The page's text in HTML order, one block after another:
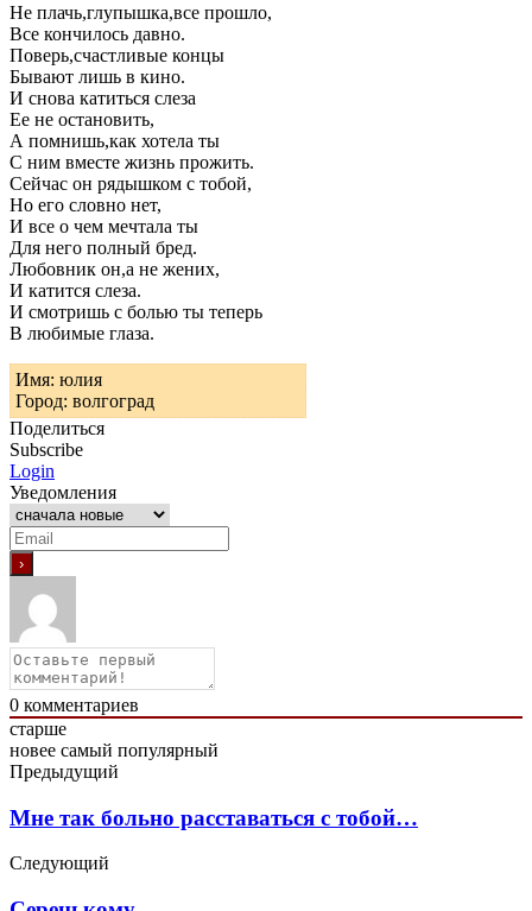
Не плачь,глупышка,все прошло,
Все кончилось давно.
Поверь,счастливые концы
Бывают лишь в кино.
И снова катиться слеза
Ее не остановить,
А помнишь,как хотела ты
С ним вместе жизнь прожить.
Сейчас он рядышком с тобой,
Но его словно нет,
И все о чем мечтала ты
Для него полный бред.
Любовник он,а не жених,
И катится слеза.
И смотришь с болью ты теперь
В любимые глаза.
Имя: юлия
Город: волгоград
Поделиться
Subscribe
Login
Уведомления
0 комментариев
старше
новее самый популярный
Предыдущий
Мне так больно расcтаваться с тобой…
Следующий